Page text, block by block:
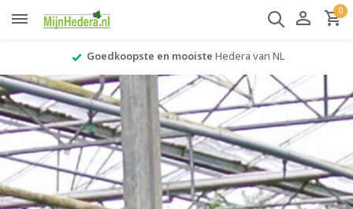
0
Levering in1-2 werkdagen